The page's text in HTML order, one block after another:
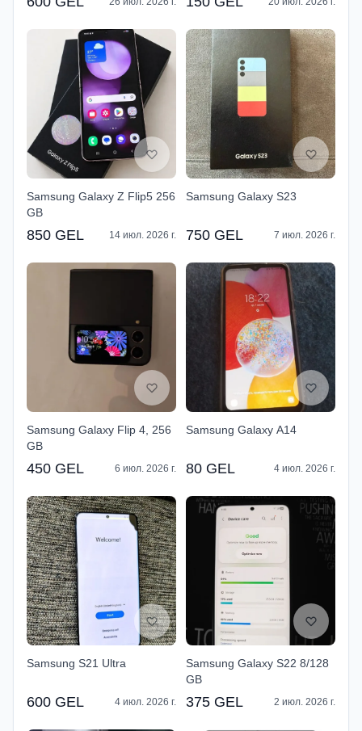
Samsung Galaxy Z Flip5 256
GB
850 GEL 14 июл. 2026 г.
Samsung Galaxy S23
750 GEL 7 июл. 2026 г.
Samsung Galaxy Flip 4, 256
GB
450 GEL 6 июл. 2026 г.
Samsung Galaxy A14
80 GEL 4 июл. 2026 г.
Samsung S21 Ultra
600 GEL 4 июл. 2026 г.
Samsung Galaxy S22 8/128
GB
375 GEL 2 июл. 2026 г.